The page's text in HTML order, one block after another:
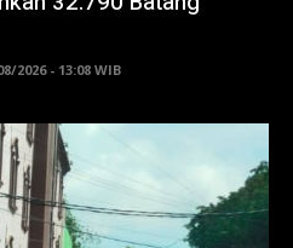
2026 - 13:08 WIB